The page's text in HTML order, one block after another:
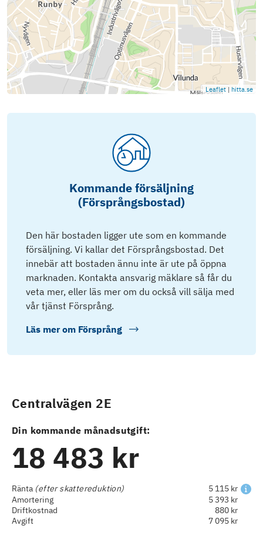
Leaflet | hitta.se
Kommande försäljning
(Försprångsbostad)
Den här bostaden ligger ute som en kommande
försäljning. Vi kallar det Försprångsbostad. Det
innebär att bostaden ännu inte är ute på öppna
marknaden. Kontakta ansvarig mäklare så får du
veta mer, eller läs mer om du också vill sälja med
vår tjänst Försprång.
Läs mer om Försprång
Centralvägen 2E
Din kommande månadsutgift:
18 483 kr
Ränta (efter skattereduktion)
5 115 kr
Amortering
5 393 kr
Driftkostnad
880 kr
Avgift
7 095 kr